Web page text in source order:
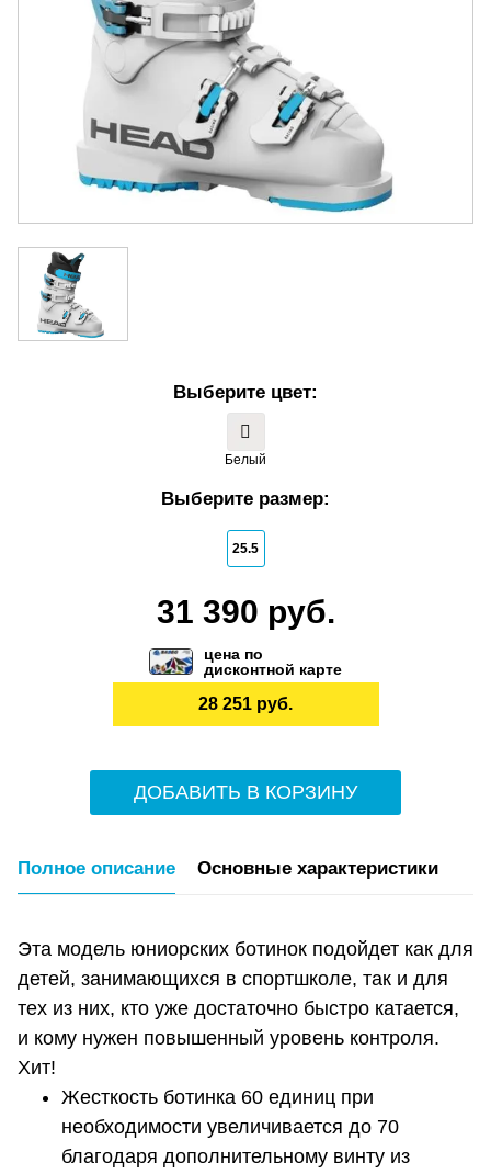
Выберите цвет:
Белый
Выберите размер:
25.5
31 390 руб.
цена по
дисконтной карте
28 251 руб.
ДОБАВИТЬ В КОРЗИНУ
Полное описание Основные характеристики
Эта модель юниорских ботинок подойдет как для
детей, занимающихся в спортшколе, так и для
тех из них, кто уже достаточно быстро катается,
и кому нужен повышенный уровень контроля.
Хит!
Жесткость ботинка 60 единиц при
необходимости увеличивается до 70
благодаря дополнительному винту из